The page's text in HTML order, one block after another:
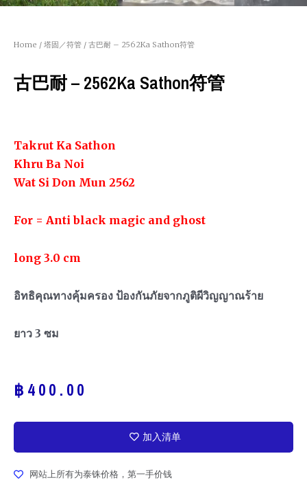
Home / 塔固／符管 / 古巴耐 – 2562Ka Sathon符管
古巴耐 – 2562Ka Sathon符管
Takrut Ka Sathon
Khru Ba Noi
Wat Si Don Mun 2562
For = Anti black magic and ghost
long 3.0 cm
อิทธิคุณทางคุ้มครอง ป้องกันภัยจากภูติผีวิญญาณร้าย
ยาว 3 ซม
฿ 400.00
加入清单
网站上所有为泰铢价格，第一手价钱